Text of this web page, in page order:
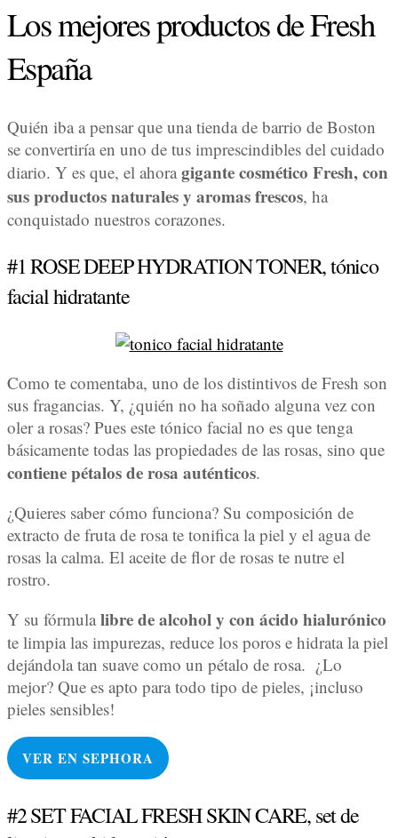
Los mejores productos de Fresh
España
Quién iba a pensar que una tienda de barrio de Boston
se convertiría en uno de tus imprescindibles del cuidado
diario. Y es que, el ahora gigante cosmético Fresh, con
sus productos naturales y aromas frescos, ha
conquistado nuestros corazones.
#1 ROSE DEEP HYDRATION TONER, tónico
facial hidratante
Como te comentaba, uno de los distintivos de Fresh son
sus fragancias. Y, ¿quién no ha soñado alguna vez con
oler a rosas? Pues este tónico facial no es que tenga
básicamente todas las propiedades de las rosas, sino que
contiene pétalos de rosa auténticos.
¿Quieres saber cómo funciona? Su composición de
extracto de fruta de rosa te tonifica la piel y el agua de
rosas la calma. El aceite de flor de rosas te nutre el
rostro.
Y su fórmula libre de alcohol y con ácido hialurónico
te limpia las impurezas, reduce los poros e hidrata la piel
dejándola tan suave como un pétalo de rosa. ¿Lo
mejor? Que es apto para todo tipo de pieles, ¡incluso
pieles sensibles!
VER EN SEPHORA
#2 SET FACIAL FRESH SKIN CARE, set de